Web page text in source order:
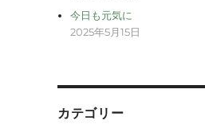
今日も元気に
2025年5月15日
カテゴリー